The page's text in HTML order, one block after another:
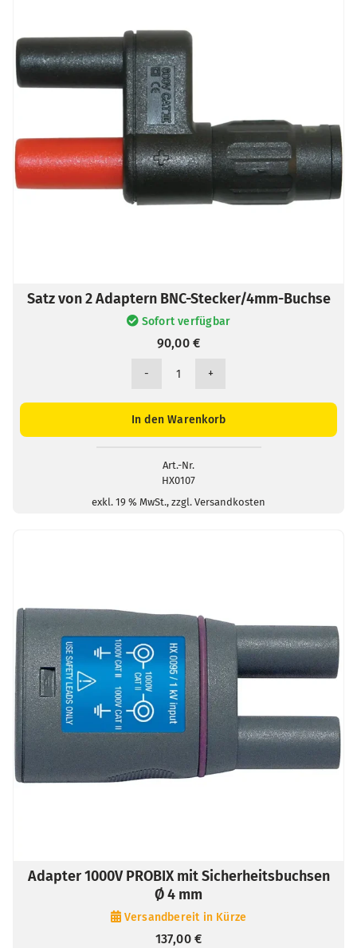
Satz von 2 Adaptern BNC-Stecker/4mm-Buchse
Sofort verfügbar
90,00€
Satz
2
Stecker/4mm-
Buchse
Menge
In den Warenkorb
Art.-Nr.
HX0107
exkl. 19 % MwSt., zzgl. Versandkosten
Adapter 1000V PROBIX mit Sicherheitsbuchsen
Ø 4 mm
Versandbereit in Kürze
137,00€